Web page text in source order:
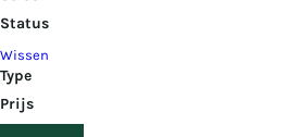
Status
Wissen
Type
Prijs